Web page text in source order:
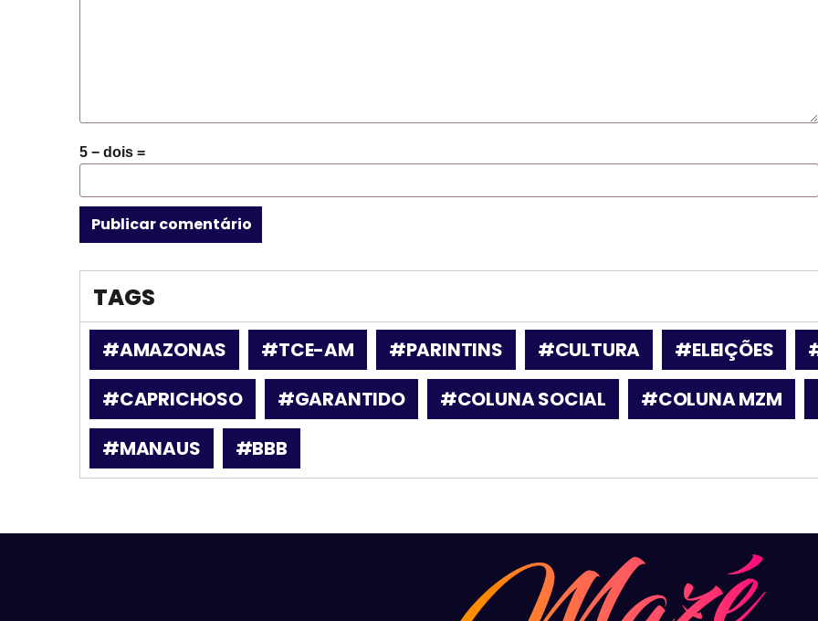
5 − dois =
TAGS
#AMAZONAS #TCE-AM #PARINTINS #CULTURA #ELEIÇÕES
#CAPRICHOSO
#GARANTIDO #COLUNA SOCIAL #COLUNA MZM
#MANAUS
#BBB